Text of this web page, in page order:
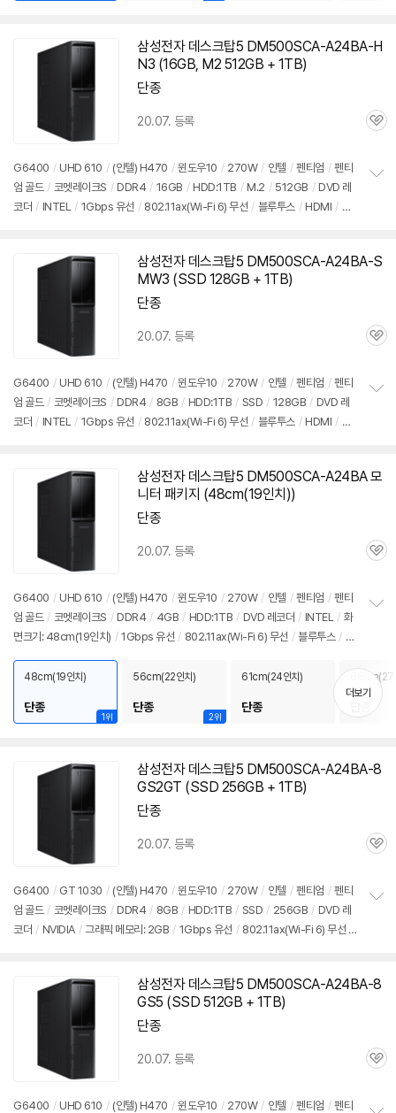
삼성전자 데스크탑5 DM500SCA-A24BA-H
N3 (16GB, M2 512GB + 1TB)
단종
20.07. 등록
관
G6400 / UHD 610 / (인텔) H470 / 윈도우10 / 270W / 인텔 / 펜티엄 / 펜티
엄 골드 / 코멧레이크S / DDR4 / 16GB / HDD:1TB / M.2 / 512GB / DVD 레
코더 / INTEL / 1Gbps 유선 / 802.11ax(Wi-Fi 6) 무선 / 블루투스 / HDMI / D-
기
삼성전자 데스크탑5 DM500SCA-A24BA-S
MW3 (SSD 128GB + 1TB)
단종
20.07. 등록
관
G6400 / UHD 610 / (인텔) H470 / 윈도우10 / 270W / 인텔 / 펜티엄 / 펜티
엄 골드 / 코멧레이크S / DDR4 / 8GB / HDD:1TB / SSD / 128GB / DVD 레
코더 / INTEL / 1Gbps 유선 / 802.11ax(Wi-Fi 6) 무선 / 블루투스 / HDMI / D-
기
삼성전자 데스크탑5 DM500SCA-A24BA 모
니터 패키지 (48cm(19인치))
단종
20.07. 등록
관
G6400 / UHD 610 / (인텔) H470 / 윈도우10 / 270W / 인텔 / 펜티엄 / 펜티
엄 골드 / 코멧레이크S / DDR4 / 4GB / HDD:1TB / DVD 레코더 / INTEL / 화
면크기: 48cm(19인치) / 1Gbps 유선 / 802.11ax(Wi-Fi 6) 무선 / 블루투스 / H
사무/인강용
치
기
1위
48cm(19인치)
단종
2위
56cm(22인치)
단종
61cm(24인치)
단종
68cm(27
더보기
삼성전자 데스크탑5 DM500SCA-A24BA-8
GS2GT (SSD 256GB + 1TB)
단종
20.07. 등록
관
G6400 / GT 1030 / (인텔) H470 / 윈도우10 / 270W / 인텔 / 펜티엄 / 펜티
엄 골드 / 코멧레이크S / DDR4 / 8GB / HDD:1TB / SSD / 256GB / DVD 레
코더 / NVIDIA / 그래픽 메모리: 2GB / 1Gbps 유선 / 802.11ax(Wi-Fi 6) 무선 /
기
삼성전자 데스크탑5 DM500SCA-A24BA-8
GS5 (SSD 512GB + 1TB)
단종
20.07. 등록
관
G6400 / UHD 610 / (인텔) H470 / 윈도우10 / 270W / 인텔 / 펜티엄 / 펜티